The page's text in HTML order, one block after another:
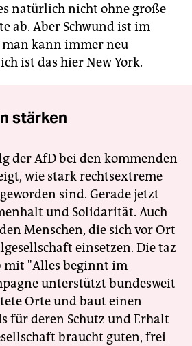
natürlich nicht ohne große
ab. Aber Schwund ist im
kann immer neu
ist das hier New York.
stärken
der AfD bei den kommenden
wie stark rechtsextreme
sind. Gerade jetzt
und Solidarität. Auch
Menschen, die sich vor Ort
einsetzen. Die taz
mit "Alles beginnt im
unterstützt bundesweit
Orte und baut einen
für deren Schutz und Erhalt
braucht guten, frei